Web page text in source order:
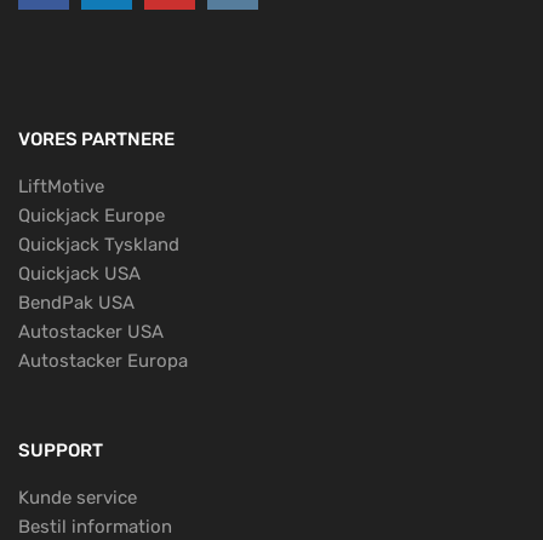
VORES PARTNERE
LiftMotive
Quickjack Europe
Quickjack Tyskland
Quickjack USA
BendPak USA
Autostacker USA
Autostacker Europa
SUPPORT
Kunde service
Bestil information